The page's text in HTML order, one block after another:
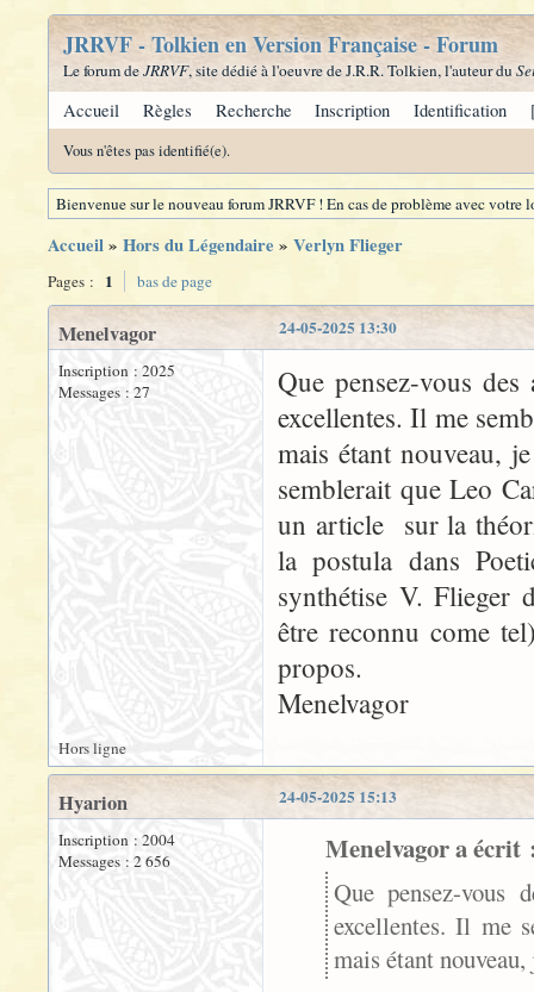
JRRVF - Tolkien en Version Française - Forum
Le forum deJRRVF, site dédié à l'oeuvre de J.R.R. Tolkien, l'auteur du
Accueil Règles Recherche Inscription Identification
Vous n'êtes pas identifié(e).
Bienvenue sur le nouveau forum JRRVF ! En cas de problème avec
Accueil» Hors du Légendaire » Verlyn Flieger
Pages : 1 bas de page
24-05-2025 13:30
Menelvagor
Inscription : 2025
Messages : 27
Que pensez-vous
excellentes. Il me
mais étant nouveau,
semblerait que Leo
un article sur la
la postula dans
synthétise V. Flieger
être reconnu come
propos.
Menelvagor
Hors ligne
24-05-2025 15:13
Hyarion
Inscription : 2004
Messages : 2 656
Menelvagor a écrit
Que pensez-vous
excellentes. Il me
mais étant